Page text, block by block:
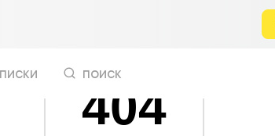
поиск
404